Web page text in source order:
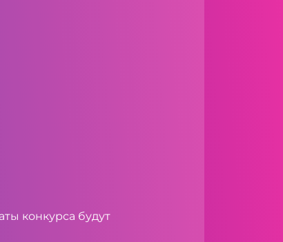
конкурса будут